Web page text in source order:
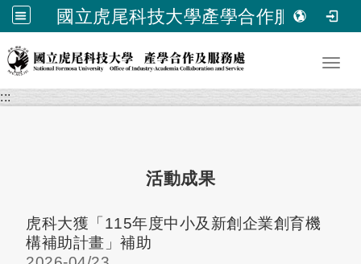
國立虎尾科技大學產學合作服務處
跳到主要內容
:::
活動成果
虎科大獲「115年度中小及新創企業創育機
構補助計畫」補助